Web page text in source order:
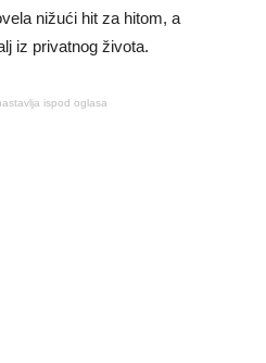
nižući hit za hitom, a
iz privatnog života.
ispod oglasa